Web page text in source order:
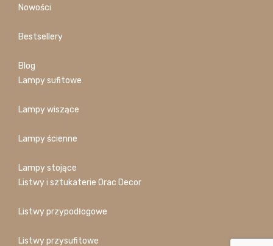
Nowości
Bestsellery
Blog
Lampy sufitowe
Lampy wiszące
Lampy ścienne
Lampy stojące
Listwy i sztukaterie Orac Decor
Listwy przypodłogowe
Listwy przysufitowe